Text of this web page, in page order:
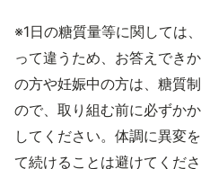
※1日の糖質量等に関しては
って違うため、お答えでき
の方や妊娠中の方は、糖質
ので、取り組む前に必ずか
してください。体調に異変
て続けることは避けてくださ